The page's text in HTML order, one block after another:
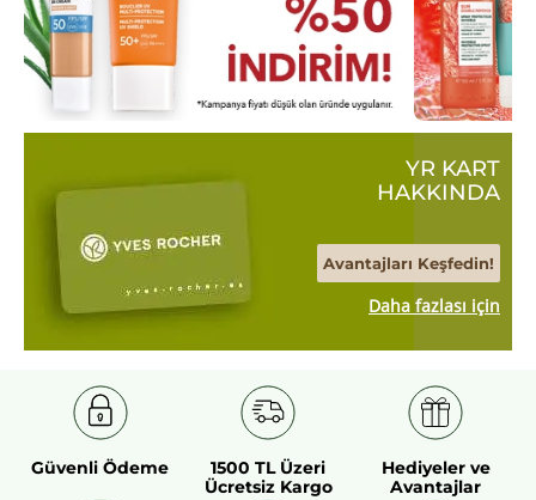
YR KART
HAKKINDA
Avantajları Keşfedin!
Daha fazlası için
Güvenli Ödeme
1500 TL Üzeri
Ücretsiz Kargo
Hediyeler ve
Avantajlar